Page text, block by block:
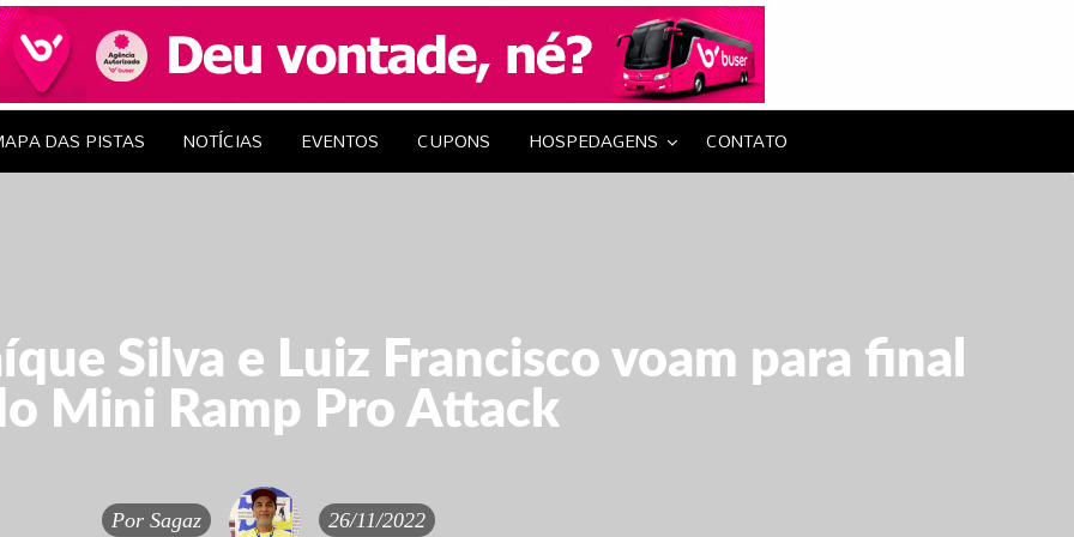
CONTATO
Brasil
DAS PISTAS NOTÍCIAS EVENTOS CUPONS HOSPEDAGENS CONTATO
Silva e Luiz Francisco voam para final
Mini Ramp Pro Attack
Por Sagaz 26/11/2022